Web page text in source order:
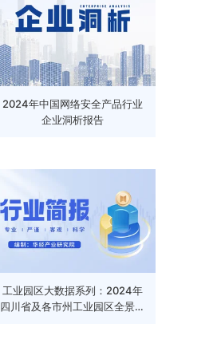
2024年中国网络安全产品行业
企业洞析报告
工业园区大数据系列：2024年
四川省及各市州工业园区全景洞